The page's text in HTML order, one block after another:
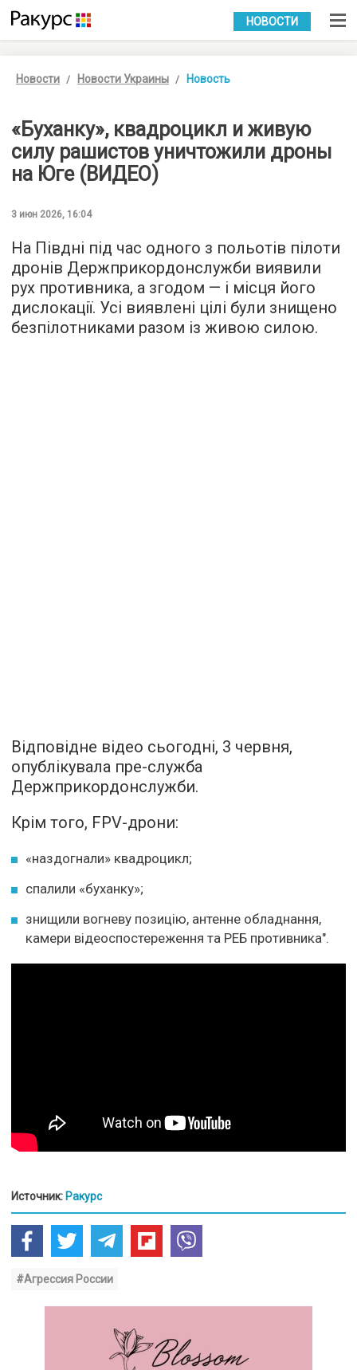
УКР РУС
НОВОСТИ
Новости Новости Украины Новость
«Буханку», квадроцикл и живую
силу рашистов уничтожили дроны
на Юге (ВИДЕО)
3 июн 2026, 16:04
На Півдні під час одного з польотів пілоти
дронів Держприкордонслужби виявили
рух противника, а згодом — і місця його
дислокації. Усі виявлені цілі були знищено
безпілотниками разом із живою силою.
Відповідне відео сьогодні, 3 червня,
опублікувала пре-служба
Держприкордонслужби.
Крім того, FPV-дрони:
«наздогнали» квадроцикл;
спалили «буханку»;
знищили вогневу позицію, антенне обладнання,
камери відеоспостереження та РЕБ противника".
Источник: Ракурс
#Агрессия России